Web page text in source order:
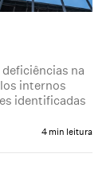
na
internos
identificadas
4 min leitura